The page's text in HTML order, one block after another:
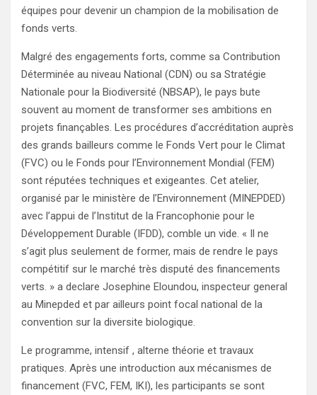
équipes pour devenir un champion de la mobilisation de
fonds verts.
Malgré des engagements forts, comme sa Contribution
Déterminée au niveau National (CDN) ou sa Stratégie
Nationale pour la Biodiversité (NBSAP), le pays bute
souvent au moment de transformer ses ambitions en
projets finançables. Les procédures d’accréditation auprès
des grands bailleurs comme le Fonds Vert pour le Climat
(FVC) ou le Fonds pour l’Environnement Mondial (FEM)
sont réputées techniques et exigeantes. Cet atelier,
organisé par le ministère de l’Environnement (MINEPDED)
avec l’appui de l’Institut de la Francophonie pour le
Développement Durable (IFDD), comble un vide. « Il ne
s’agit plus seulement de former, mais de rendre le pays
compétitif sur le marché très disputé des financements
verts. » a declare Josephine Eloundou, inspecteur general
au Minepded et par ailleurs point focal national de la
convention sur la diversite biologique.
Le programme, intensif , alterne théorie et travaux
pratiques. Après une introduction aux mécanismes de
financement (FVC, FEM, IKI), les participants se sont